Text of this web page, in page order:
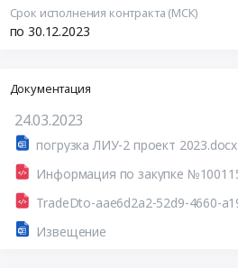
Срок исполнения контракта (МСК)
по 30.12.2023
Документация
24.03.2023
погрузка ЛИУ-2 проект 2023.docx
Извещение